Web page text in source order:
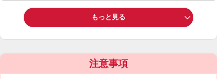
もっと見る
注意事項